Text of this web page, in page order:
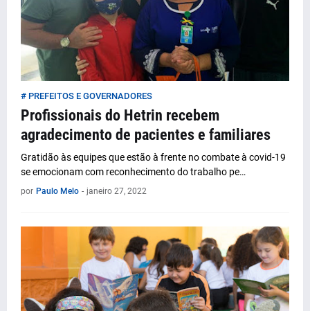
# PREFEITOS E GOVERNADORES
Profissionais do Hetrin recebem
agradecimento de pacientes e familiares
Gratidão às equipes que estão à frente no combate à covid-19
se emocionam com reconhecimento do trabalho pe…
por Paulo Melo - janeiro 27, 2022